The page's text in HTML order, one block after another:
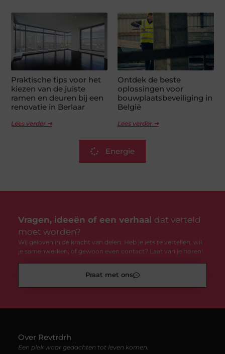
Praktische tips voor het
kiezen van de juiste
ramen en deuren bij een
renovatie in Berlaar
Lees verder ➜
Ontdek de beste
oplossingen voor
bouwplaatsbeveiliging in
België
Lees verder ➜
Energie
Vragen, ideeën of een verhaal dat verteld
moet worden?
Wij geloven in de kracht van delen. Heb je iets te vertellen, wil
je samenwerken, of gewoon even contact? Laat van je horen!
Praat met ons
Over Revtrdrh
Een plek waar gedachten tot leven komen.